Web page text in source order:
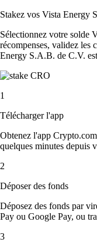
Stakez vos Vista Energy
Sélectionnez votre solde
récompenses, validez les
Energy S.A.B. de C.V.
1
Télécharger l'app
Obtenez l'app
quelques minutes depuis
2
Déposer des fonds
Déposez des fonds par
Pay ou Google Pay, ou
3